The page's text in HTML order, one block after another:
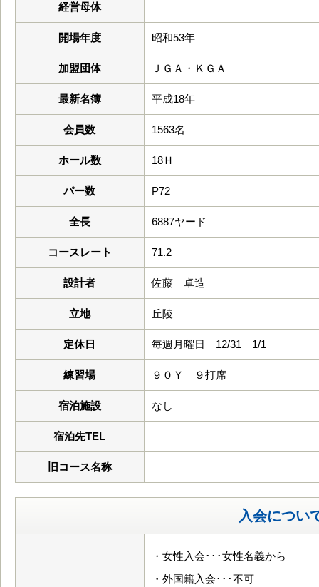
経営母体
開場年度 昭和53年
加盟団体 ＪＧＡ・ＫＧＡ
最新名簿 平成18年
会員数 1563名
ホール数 18Ｈ
パー数 P72
全長 6887ヤード
コースレート 71.2
設計者 佐藤 卓造
立地 丘陵
定休日 毎週月曜日 12/31 1/1
練習場 ９０Ｙ ９打席
宿泊施設 なし
宿泊先TEL
旧コース名称
入会につい
・女性入会･･･女性名義から
・外国籍入会･･･不可